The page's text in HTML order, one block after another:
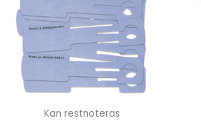
Kan restnoteras